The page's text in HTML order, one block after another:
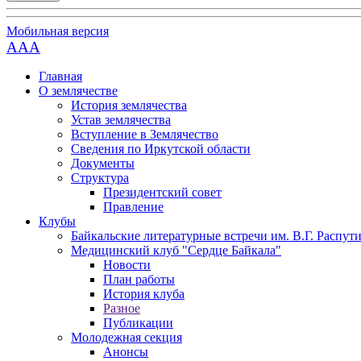
Мобильная версия
AAA
Главная
О землячестве
История землячества
Устав землячества
Вступление в Землячество
Сведения по Иркутской области
Документы
Структура
Президентский совет
Правление
Клубы
Байкальские литературные встречи им. В.Г.
Медицинский клуб "Сердце Байкала"
Новости
План работы
История клуба
Разное
Публикации
Молодежная секция
Анонсы